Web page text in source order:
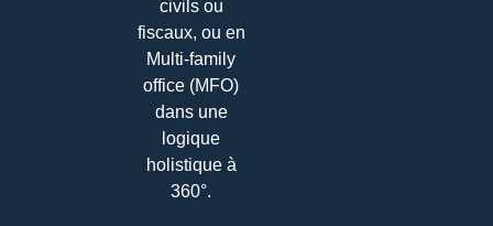
civils ou
fiscaux, ou en
Multi-family
office (MFO)
dans une
logique
holistique à
360°.